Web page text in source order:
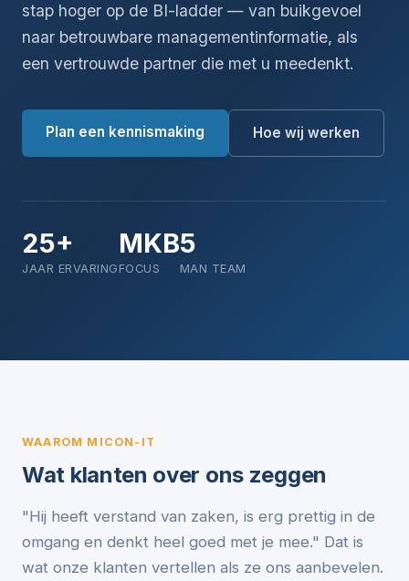
stap hoger op de BI-ladder — van buikgevoel
naar betrouwbare managementinformatie, als
een vertrouwde partner die met u meedenkt.
Plan een kennismaking Hoe wij werken
25+
JAAR ERVARING
MKB
FOCUS
5
MAN TEAM
WAAROM MICON-IT
Wat klanten over ons zeggen
"Hij heeft verstand van zaken, is erg prettig in de
omgang en denkt heel goed met je mee." Dat is
wat onze klanten vertellen als ze ons aanbevelen.